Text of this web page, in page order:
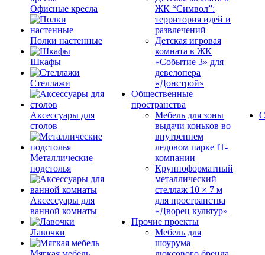
Офисные кресла
Полки настенные
Шкафы
Стеллажи
Аксессуары для
столов
Металлические
подстолья
Аксессуары для
ванной комнаты
Лавочки
ЖК “Символ”:
территория идей и
развлечений
Детская игровая
комната в ЖК
«Событие 3» для
девелопера
«Донстрой»
Общественные
пространства
Мебель для зоны
выдачи коньков во
внутреннем
ледовом парке IT-
компании
Крупноформатный
металлический
стеллаж 10 × 7 м
для пространства
«Дворец культур»
Прочие проекты
Мебель для
шоурума